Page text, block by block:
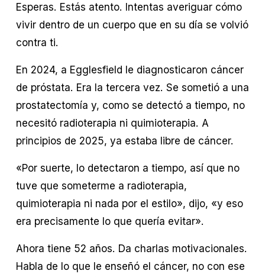
Esperas. Estás atento. Intentas averiguar cómo
vivir dentro de un cuerpo que en su día se volvió
contra ti.
En 2024, a Egglesfield le diagnosticaron cáncer
de próstata. Era la tercera vez. Se sometió a una
prostatectomía y, como se detectó a tiempo, no
necesitó radioterapia ni quimioterapia. A
principios de 2025, ya estaba libre de cáncer.
«Por suerte, lo detectaron a tiempo, así que no
tuve que someterme a radioterapia,
quimioterapia ni nada por el estilo», dijo, «y eso
era precisamente lo que quería evitar».
Ahora tiene 52 años. Da charlas motivacionales.
Habla de lo que le enseñó el cáncer, no con ese